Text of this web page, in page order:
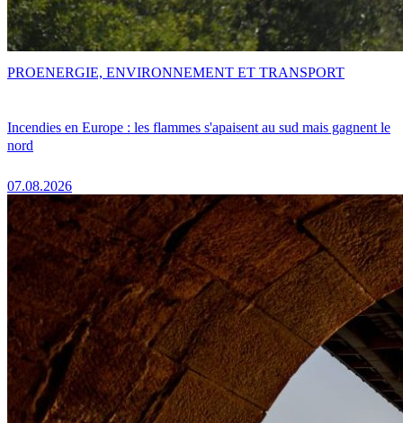
Incendies en Europe : les flammes s'apaisent au sud mais gagnent le
nord
07.08.2026
PROENERGIE, ENVIRONNEMENT ET TRANSPORT